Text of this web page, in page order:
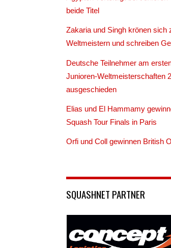
beide Titel
Zakaria und Singh krönen sich
Weltmeistern und schreiben
Deutsche Teilnehmer am
Junioren-Weltmeisterschaften
ausgeschieden
Elias und El Hammamy
Squash Tour Finals in Paris
Orfi und Coll gewinnen British
SQUASHNET PARTNER